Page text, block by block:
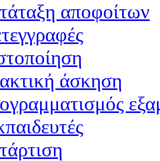
αποφοίτων
άσκηση